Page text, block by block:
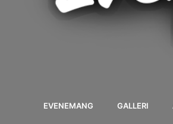
EVENEMANG GALLERI